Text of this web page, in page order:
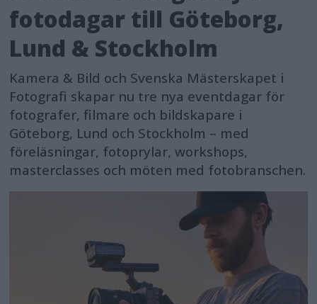
fotodagar till Göteborg,
Lund & Stockholm
Kamera & Bild och Svenska Mästerskapet i
Fotografi skapar nu tre nya eventdagar för
fotografer, filmare och bildskapare i
Göteborg, Lund och Stockholm – med
föreläsningar, fotoprylar, workshops,
masterclasses och möten med fotobranschen.